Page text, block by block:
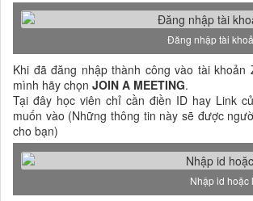
Đăng nhập tài
Khi đã đăng nhập thành công vào tài khoản
mình hãy chọn JOIN A MEETING.
Tại đây học viên chỉ cần điền ID hay Link
muốn vào (Những thông tin này sẽ được
cho bạn)
Nhập id hoặc